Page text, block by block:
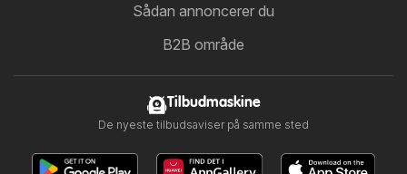
Sådan annoncerer du
B2B område
Tilbudmaskine
De nyeste tilbudsaviser på samme sted